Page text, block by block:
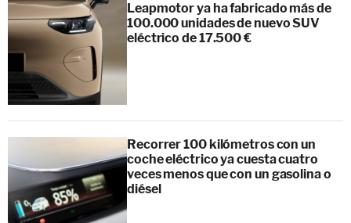
Leapmotor ya ha fabricado más de
100.000 unidades de nuevo SUV
eléctrico de 17.500 €
Recorrer 100 kilómetros con un
coche eléctrico ya cuesta cuatro
veces menos que con un gasolina o
diésel